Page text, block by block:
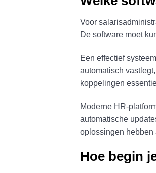
Voor
De software moet
Een effectief
automatisch
koppelingen
Moderne HR-
automatische
oplossingen hebben
Hoe begin